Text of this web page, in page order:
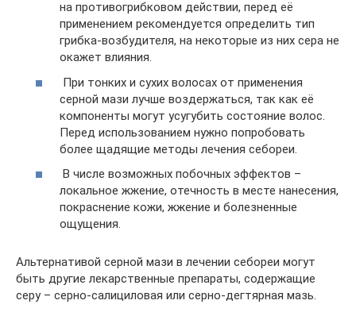
на противогрибковом действии, перед её
применением рекомендуется определить тип
грибка-возбудителя, на некоторые из них сера не
окажет влияния.
При тонких и сухих волосах от применения
серной мази лучше воздержаться, так как её
компоненты могут усугубить состояние волос.
Перед использованием нужно попробовать
более щадящие методы лечения себореи.
В числе возможных побочных эффектов –
локальное жжение, отечность в месте нанесения,
покраснение кожи, жжение и болезненные
ощущения.
Альтернативой серной мази в лечении себореи могут
быть другие лекарственные препараты, содержащие
серу – серно-салициловая или серно-дегтярная мазь.